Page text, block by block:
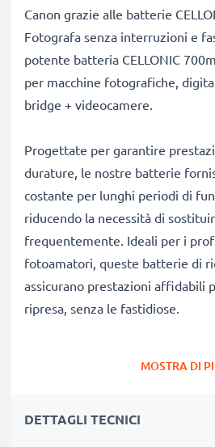
Canon grazie alle batterie
Fotografa senza interruzioni e
potente batteria CELLONIC
per macchine fotografiche,
bridge + videocamere.
Progettate per garantire
durature, le nostre batterie
costante per lunghi periodi di
riducendo la necessità di
frequentemente. Ideali per i
fotoamatori, queste batterie di
assicurano prestazioni affidabili
ripresa, senza le fastidiose.
DC100 DC201 DC95 DC10
MOSTRA DI
DETTAGLI TECNICI